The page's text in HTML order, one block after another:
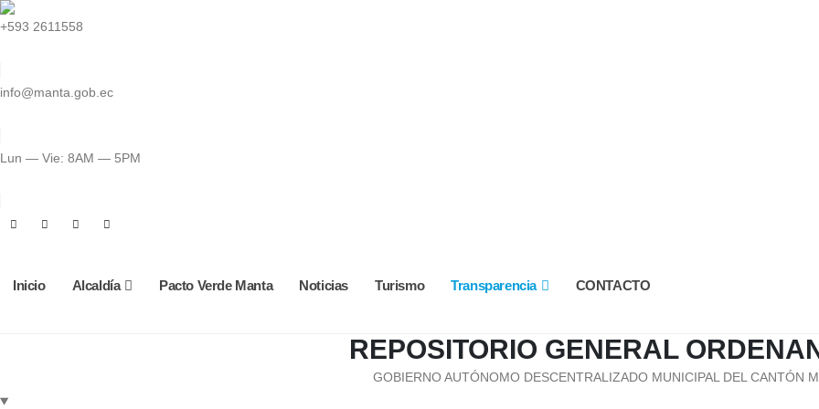
+593 2611558
info@manta.gob.ec
Lun — Vie: 8AM — 5PM
Inicio Alcaldía Pacto Verde Manta Noticias Turismo Transparencia CONTACTO
REPOSITORIO GENERAL
GOBIERNO AUTÓNOMO DESCENTRALIZADO MUNICIPAL DEL CANTÓN